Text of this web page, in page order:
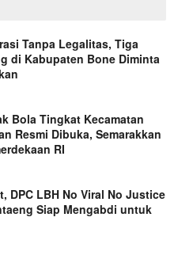
Tanpa Legalitas, Tiga
di Kabupaten Bone Diminta
Bola Tingkat Kecamatan
Resmi Dibuka, Semarakkan
RI
DPC LBH No Viral No Justice
Siap Mengabdi untuk